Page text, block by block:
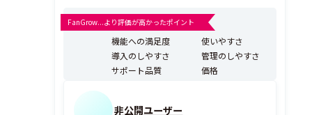
がら、チャットやアンケートなどのツールで、PC・モバ
イルの受講者とのやりとりも可能で双方向性を生かした
セミナーを開催。 2.ビデオストリーミング...
FanGrow...より評価が高かったポイント
機能への満足度
使いやすさ
導入のしやすさ
管理のしやすさ
サポート品質
価格
非公開ユーザー